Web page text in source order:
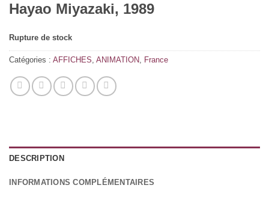
Hayao Miyazaki, 1989
Rupture de stock
Catégories : AFFICHES ANIMATION France
DESCRIPTION
INFORMATIONS COMPLÉMENTAIRES